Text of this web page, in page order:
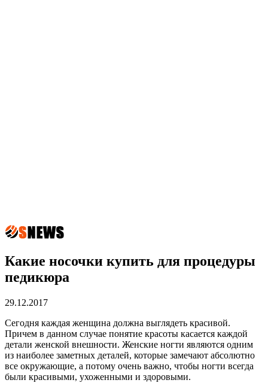
Какие носочки купить для процедуры
педикюра
29.12.2017
Сегодня каждая женщина должна выглядеть красивой.
Причем в данном случае понятие красоты касается каждой
детали женской внешности. Женские ногти являются одним
из наиболее заметных деталей, которые замечают абсолютно
все окружающие, а потому очень важно, чтобы ногти всегда
были красивыми, ухоженными и здоровыми.